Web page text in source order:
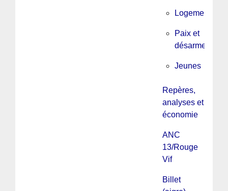
Logement
Paix et
désarmement
Jeunes
Repères,
analyses et
économie
ANC
13/Rouge
Vif
Billet